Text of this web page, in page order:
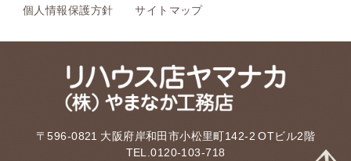
個人情報保護方針
サイトマップ
〒596-0821 大阪府岸和田市小松里町142-2 OTビル2階
TEL.0120-103-718